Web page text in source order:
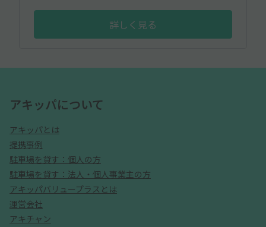
詳しく見る
アキッパについて
アキッパとは
提携事例
駐車場を貸す：個人の方
駐車場を貸す：法人・個人事業主の方
アキッパバリュープラスとは
運営会社
アキチャン